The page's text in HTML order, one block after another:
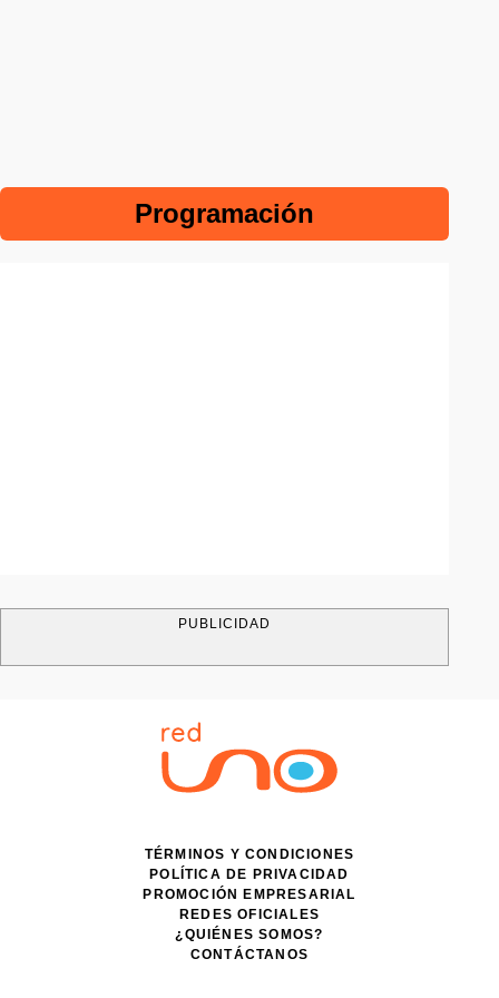
Programación
PUBLICIDAD
TÉRMINOS Y CONDICIONES
POLÍTICA DE PRIVACIDAD
PROMOCIÓN EMPRESARIAL
REDES OFICIALES
¿QUIÉNES SOMOS?
CONTÁCTANOS